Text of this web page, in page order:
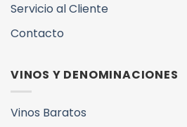
Servicio al Cliente
Contacto
VINOS Y DENOMINACIONES
Vinos Baratos